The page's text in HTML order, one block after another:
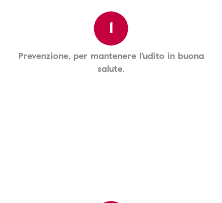
1
Prevenzione, per mantenere l'udito in buona
salute.